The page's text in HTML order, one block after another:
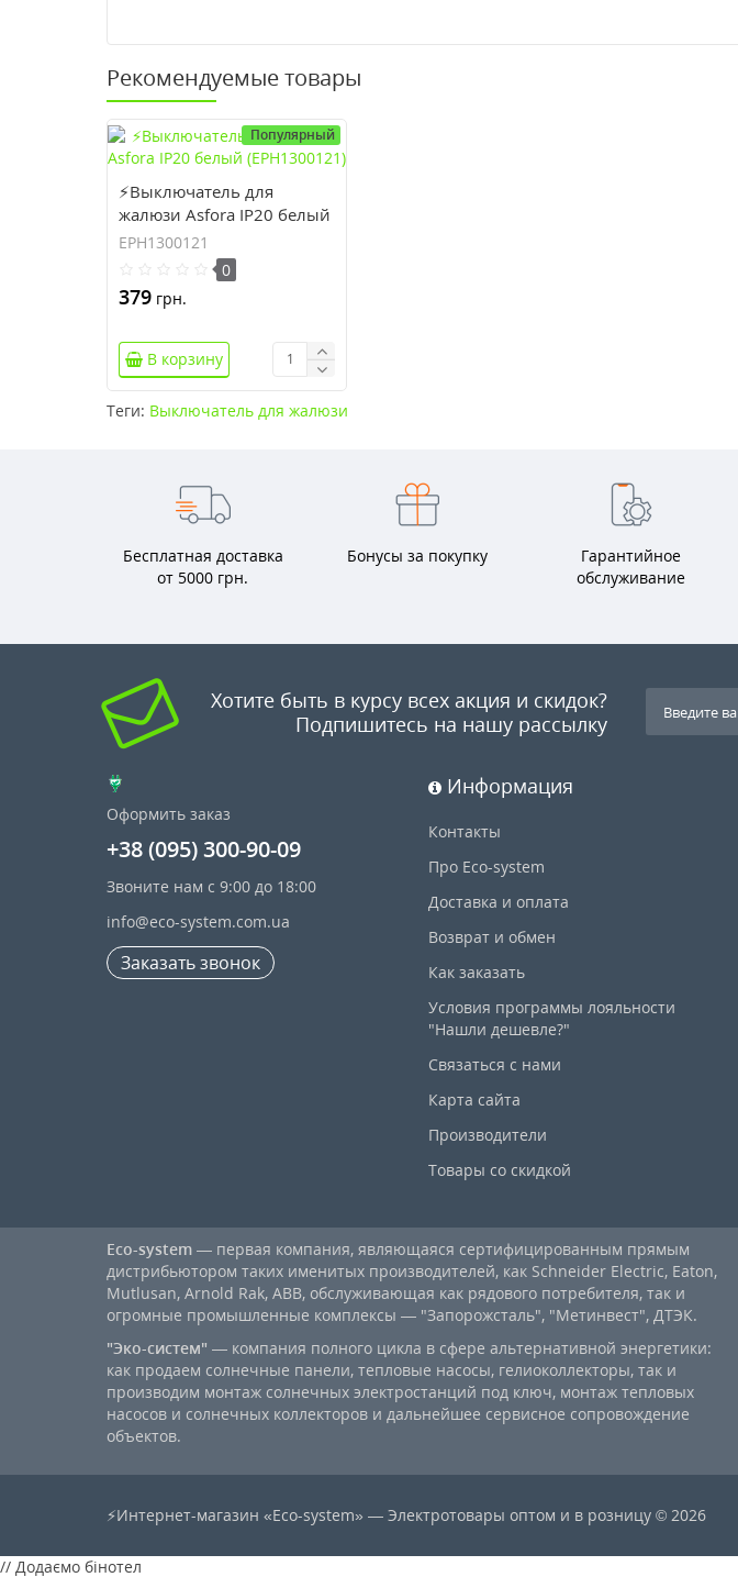
Рекомендуемые товары
Популярный
⚡Выключатель для
жалюзи Asfora IP20 белый
(EPH1300121)
EPH1300121
0
379 грн.
В корзину
Теги: Выключатель для жалюзи
Бесплатная доставка
от 5000 грн.
Бонусы за покупку
Гарантийное
обслуживание
Хотите быть в курсу всех акция и скидок?
Подпишитесь на нашу рассылку
Оформить заказ
+38 (095) 300-90-09
Звоните нам с 9:00 до 18:00
info@eco-system.com.ua
Заказать звонок
Информация
Контакты
Про Eco-system
Доставка и оплата
Возврат и обмен
Как заказать
Условия программы лояльности
"Нашли дешевле?"
Связаться с нами
Карта сайта
Производители
Товары со скидкой
Eco-system — первая компания, являющаяся сертифицированным прямым
дистрибьютором таких именитых производителей, как Schneider Electric, Eaton,
Mutlusan, Arnold Rak, ABB, обслуживающая как рядового потребителя, так и
огромные промышленные комплексы — "Запорожсталь", "Метинвест", ДТЭК.
"Эко-систем" — компания полного цикла в сфере альтернативной энергетики:
как продаем солнечные панели, тепловые насосы, гелиоколлекторы, так и
производим монтаж солнечных электростанций под ключ, монтаж тепловых
насосов и солнечных коллекторов и дальнейшее сервисное сопровождение
объектов.
⚡Интернет-магазин «Eco-system» — Электротовары оптом и в розницу © 2026
// Додаємо бінотел